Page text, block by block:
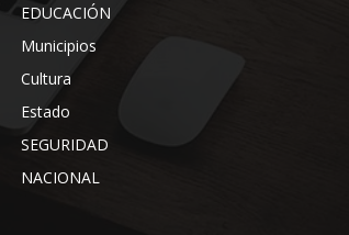
EDUCACIÓN
Municipios
Cultura
Estado
SEGURIDAD
NACIONAL